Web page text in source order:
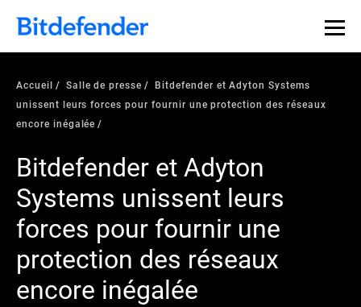
Accueil Salle de presse
Bitdefender et Adyton Systems
unissent leurs forces pour fournir une protection des réseaux
encore inégalée
Bitdefender et Adyton
Systems unissent leurs
forces pour fournir une
protection des réseaux
encore inégalée